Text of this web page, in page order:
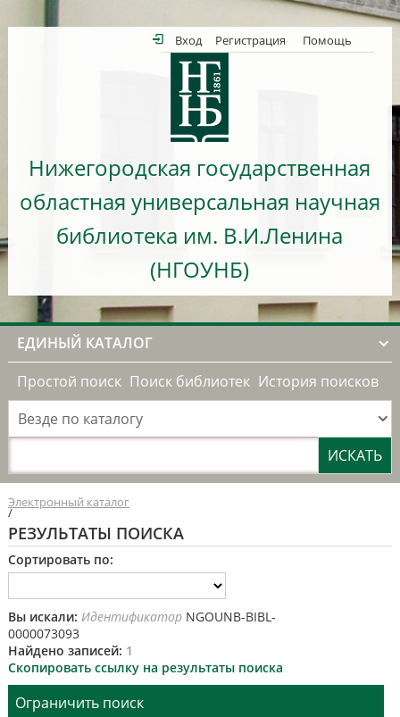
Вход Регистрация Помощь
Нижегородская государственная
областная универсальная научная
библиотека им. В.И.Ленина
(НГОУНБ)
ЕДИНЫЙ КАТАЛОГ
Простой поиск Поиск библиотек История поисков
Везде по каталогу
Электронный каталог
/
РЕЗУЛЬТАТЫ ПОИСКА
Сортировать по:
Вы искали: ИдентификаторNGOUNB-BIBL-
0000073093
Найдено записей: 1
Скопировать ссылку на результаты поиска
Ограничить поиск